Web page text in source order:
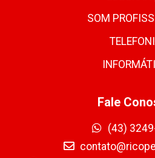
SOM
Fale
(43)